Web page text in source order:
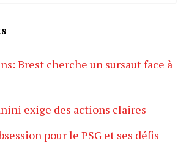
Brest cherche un sursaut face à
exige des actions claires
pour le PSG et ses défis